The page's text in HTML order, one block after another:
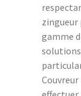
zingueur
gamme